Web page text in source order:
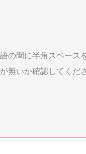
の間に半角スペース
無いか確認してくだ